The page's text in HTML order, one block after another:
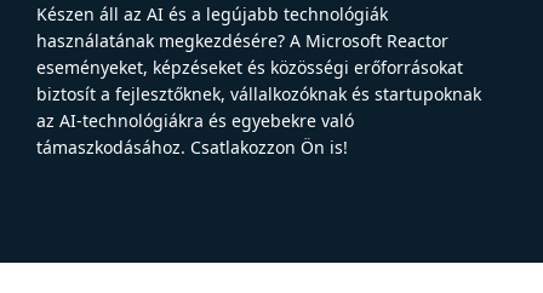
Készen áll az AI és a legújabb technológiák
használatának megkezdésére? A Microsoft Reactor
eseményeket, képzéseket és közösségi erőforrásokat
biztosít a fejlesztőknek, vállalkozóknak és startupoknak
az AI-technológiákra és egyebekre való
támaszkodásához. Csatlakozzon Ön is!